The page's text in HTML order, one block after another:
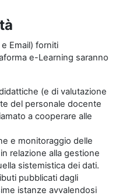
Email) forniti
e-Learning saranno
(e di valutazione
del personale docente
a cooperare alle
e monitoraggio delle
relazione alla gestione
sistemistica dei dati.
pubblicati dagli
istanze avvalendosi